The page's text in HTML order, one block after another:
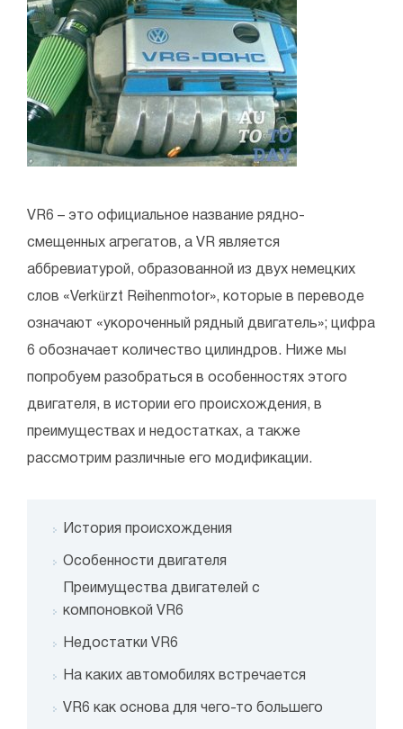
VR6 – это официальное название рядно-
смещенных агрегатов, а VR является
аббревиатурой, образованной из двух немецких
слов «Verkürzt Reihenmotor», которые в переводе
означают «укороченный рядный двигатель»; цифра
6 обозначает количество цилиндров. Ниже мы
попробуем разобраться в особенностях этого
двигателя, в истории его происхождения, в
преимуществах и недостатках, а также
рассмотрим различные его модификации.
История происхождения
Особенности двигателя
Преимущества двигателей с
компоновкой VR6
Недостатки VR6
На каких автомобилях встречается
VR6 как основа для чего-то большего